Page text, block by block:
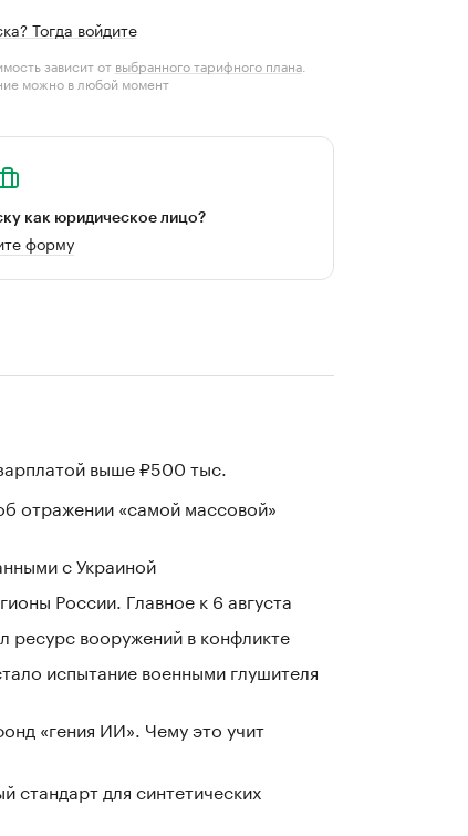
Тогда войдите
зависит от выбранного тарифного плана.
можно в любой момент
как юридическое лицо?
форму
выше ₽500 тыс.
отражении «самой массовой»
с Украиной
России. Главное к 6 августа
ресурс вооружений в конфликте
испытание военными глушителя
«гения ИИ». Чему это учит
стандарт для синтетических